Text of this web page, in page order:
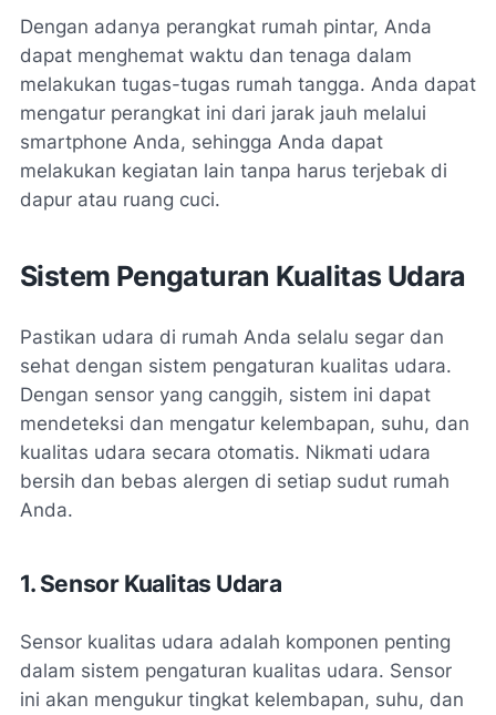
Dengan adanya perangkat rumah pintar, Anda
dapat menghemat waktu dan tenaga dalam
melakukan tugas-tugas rumah tangga. Anda dapat
mengatur perangkat ini dari jarak jauh melalui
smartphone Anda, sehingga Anda dapat
melakukan kegiatan lain tanpa harus terjebak di
dapur atau ruang cuci.
Sistem Pengaturan Kualitas Udara
Pastikan udara di rumah Anda selalu segar dan
sehat dengan sistem pengaturan kualitas udara.
Dengan sensor yang canggih, sistem ini dapat
mendeteksi dan mengatur kelembapan, suhu, dan
kualitas udara secara otomatis. Nikmati udara
bersih dan bebas alergen di setiap sudut rumah
Anda.
1. Sensor Kualitas Udara
Sensor kualitas udara adalah komponen penting
dalam sistem pengaturan kualitas udara. Sensor
ini akan mengukur tingkat kelembapan, suhu, dan